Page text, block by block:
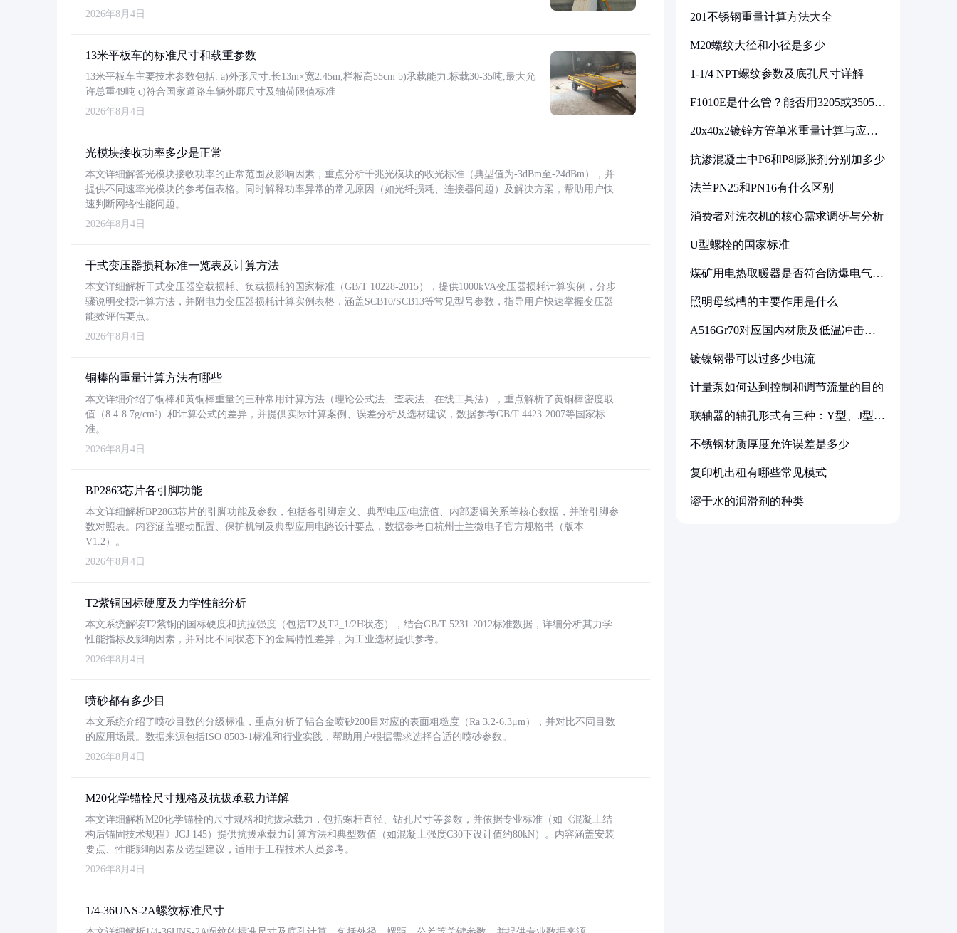
2026年8月4日
13米平板车的标准尺寸和载重参数
13米平板车主要技术参数包括: a)外形尺寸:长13m×宽2.45m,栏板高55cm b)承载能力:标载30-35吨,最大允
许总重49吨 c)符合国家道路车辆外廓尺寸及轴荷限值标准
2026年8月4日
光模块接收功率多少是正常
本文详细解答光模块接收功率的正常范围及影响因素，重点分析千兆光模块的收光标准（典型值为-3dBm至-24dBm），并
提供不同速率光模块的参考值表格。同时解释功率异常的常见原因（如光纤损耗、连接器问题）及解决方案，帮助用户快
速判断网络性能问题。
2026年8月4日
干式变压器损耗标准一览表及计算方法
本文详细解析干式变压器空载损耗、负载损耗的国家标准（GB/T 10228-2015），提供1000kVA变压器损耗计算实例，分步
骤说明变损计算方法，并附电力变压器损耗计算实例表格，涵盖SCB10/SCB13等常见型号参数，指导用户快速掌握变压器
能效评估要点。
2026年8月4日
铜棒的重量计算方法有哪些
本文详细介绍了铜棒和黄铜棒重量的三种常用计算方法（理论公式法、查表法、在线工具法），重点解析了黄铜棒密度取
值（8.4-8.7g/cm³）和计算公式的差异，并提供实际计算案例、误差分析及选材建议，数据参考GB/T 4423-2007等国家标
准。
2026年8月4日
BP2863芯片各引脚功能
本文详细解析BP2863芯片的引脚功能及参数，包括各引脚定义、典型电压/电流值、内部逻辑关系等核心数据，并附引脚参
数对照表。内容涵盖驱动配置、保护机制及典型应用电路设计要点，数据参考自杭州士兰微电子官方规格书（版本
V1.2）。
2026年8月4日
T2紫铜国标硬度及力学性能分析
本文系统解读T2紫铜的国标硬度和抗拉强度（包括T2及T2_1/2H状态），结合GB/T 5231-2012标准数据，详细分析其力学
性能指标及影响因素，并对比不同状态下的金属特性差异，为工业选材提供参考。
2026年8月4日
喷砂都有多少目
本文系统介绍了喷砂目数的分级标准，重点分析了铝合金喷砂200目对应的表面粗糙度（Ra 3.2-6.3μm），并对比不同目数
的应用场景。数据来源包括ISO 8503-1标准和行业实践，帮助用户根据需求选择合适的喷砂参数。
2026年8月4日
M20化学锚栓尺寸规格及抗拔承载力详解
本文详细解析M20化学锚栓的尺寸规格和抗拔承载力，包括螺杆直径、钻孔尺寸等参数，并依据专业标准（如《混凝土结
构后锚固技术规程》JGJ 145）提供抗拔承载力计算方法和典型数值（如混凝土强度C30下设计值约80kN）。内容涵盖安装
要点、性能影响因素及选型建议，适用于工程技术人员参考。
2026年8月4日
1/4-36UNS-2A螺纹标准尺寸
201不锈钢重量计算方法大全
M20螺纹大径和小径是多少
1-1/4 NPT螺纹参数及底孔尺寸详解
F1010E是什么管？能否用3205或3505代
20x40x2镀锌方管单米重量计算与应用
抗渗混凝土中P6和P8膨胀剂分别加多少
法兰PN25和PN16有什么区别
消费者对洗衣机的核心需求调研与分析
U型螺栓的国家标准
煤矿用电热取暖器是否符合防爆电气设
照明母线槽的主要作用是什么
A516Gr70对应国内材质及低温冲击要
镀镍钢带可以过多少电流
计量泵如何达到控制和调节流量的目的
联轴器的轴孔形式有三种：Y型、J型、
不锈钢材质厚度允许误差是多少
复印机出租有哪些常见模式
溶于水的润滑剂的种类